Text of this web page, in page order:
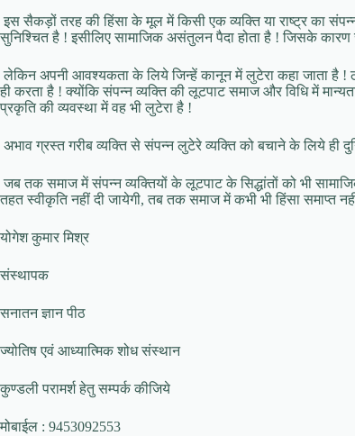
इस सैकड़ों तरह की हिंसा के मूल में किसी एक व्यक्ति या राष्ट्र का
सुनिश्चित है ! इसीलिए सामाजिक असंतुलन पैदा होता है ! जिसके कारण
लेकिन अपनी आवश्यकता के लिये जिन्हें कानून में लुटेरा कहा जाता है !
ही करता है ! क्योंकि संपन्न व्यक्ति की लूटपाट समाज और विधि में
प्रकृति की व्यवस्था में वह भी लुटेरा है !
अभाव ग्रस्त गरीब व्यक्ति से संपन्न लुटेरे व्यक्ति को बचाने के लिये
जब तक समाज में संपन्न व्यक्तियों के लूटपाट के सिद्धांतों को भी
तहत स्वीकृति नहीं दी जायेगी, तब तक समाज में कभी भी हिंसा समाप्त
योगेश कुमार मिश्र
संस्थापक
सनातन ज्ञान पीठ
ज्योतिष एवं आध्यात्मिक शोध संस्थान
कुण्डली परामर्श हेतु सम्पर्क कीजिये
मोबाईल : 9453092553